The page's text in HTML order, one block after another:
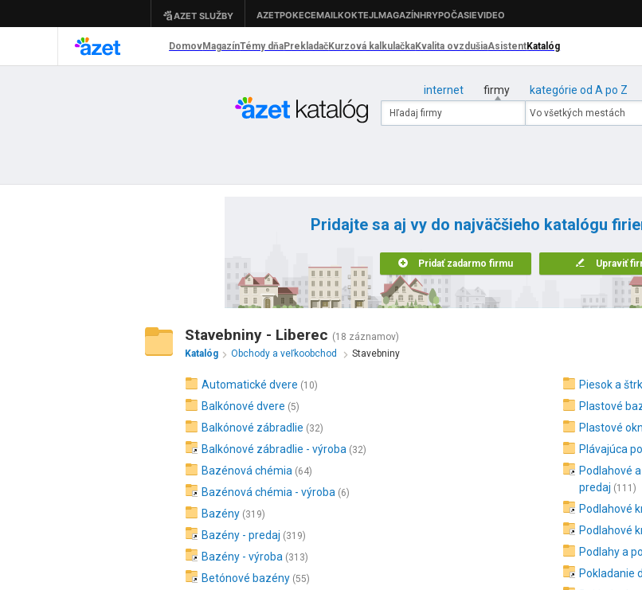
internet firmy kategórie od A po Z
Pridajte sa aj vy do najväčšieho katalógu
Pridať zadarmo firmu Upraviť
Stavebniny - Liberec (18 záznamov)
Katalóg
Obchody a veľkoobchod Stavebniny
Automatické dvere (10)
Balkónové dvere (5)
Balkónové zábradlie (32)
Balkónové zábradlie - výroba (32)
Bazénová chémia (64)
Bazénová chémia - výroba (6)
Bazény (319)
Bazény - predaj (319)
Bazény - výroba (313)
Betónové bazény (55)
Piesok a štrk
Plastové
Plastové
Plávajúca
Podlahové
predaj (111)
Podlahové
Podlahové
Podlahy a
Pokladanie